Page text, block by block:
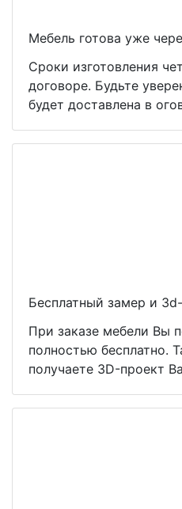
Мебель готова уже
Сроки изготовления
договоре. Будьте
будет доставлена в
Бесплатный замер и
При заказе мебели Вы
полностью бесплатно.
получаете 3D-проект